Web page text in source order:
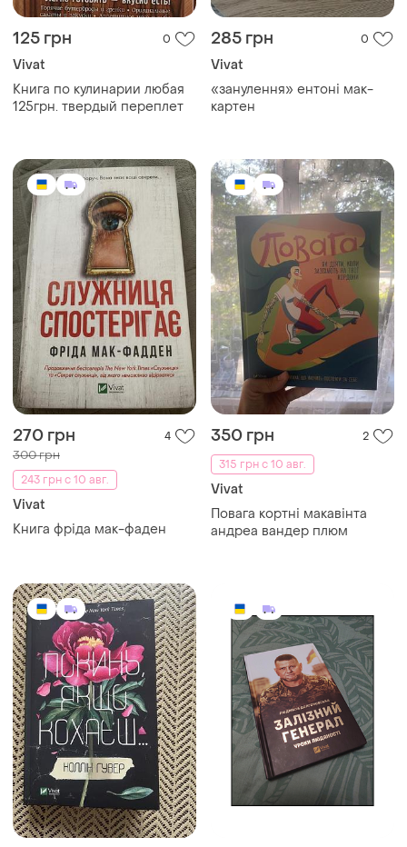
125 грн 0
Vivat
Книга по кулинарии любая
125грн. твердый переплет
285 грн 0
Vivat
«занулення» ентоні мак-
картен
270 грн 4
300 грн
243 грн с 10 авг.
Vivat
Книга фріда мак-фаден
350 грн
2
315 грн с 10 авг.
Vivat
Повага кортні макавінта
андреа вандер плюм